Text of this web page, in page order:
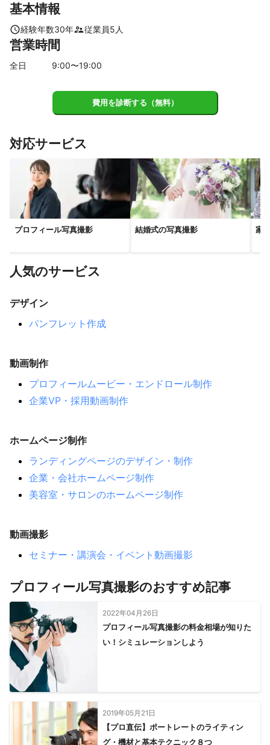
【京都府】
京田辺市 大山崎町 宇治市
城陽市
長岡京市
【兵庫県】
滋賀県】
栗東市 大津市 守山市
基本情報
経験年数30年 従業員5 人
営業時間
全日 9:00〜19:00
費用を診断する（無料）
対応サービス
プロフィール写真撮影 結婚式の写真撮影 家
人気のサービス
デザイン
パンフレット作成
動画制作
プロフィールムービー・エンドロール制作
企業VP・採用動画制作
ホームページ制作
ランディングページのデザイン・制作
企業・会社ホームページ制作
美容室・サロンのホームページ制作
動画撮影
セミナー・講演会・イベント動画撮影
プロフィール写真撮影のおすすめ記事
2022年04月26日
プロフィール写真撮影の料金相場が知りた
い！シミュレーションしよう
2019年05月21日
【プロ直伝】ポートレートのライティン
グ・機材と基本テクニック８つ